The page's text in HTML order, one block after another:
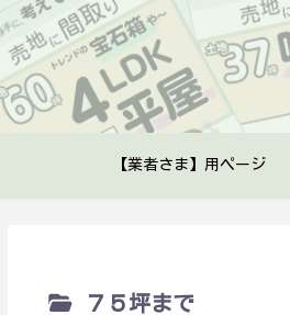
【業者さま】用ページ
７５坪まで